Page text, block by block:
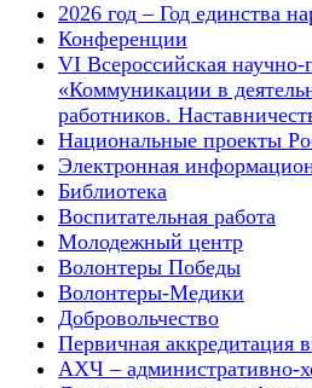
2026 год – Год единства
Конференции
VI Всероссийская
«Коммуникации в
работников.
Национальные проекты
Электронная
Библиотека
Воспитательная работа
Молодежный центр
Волонтеры Победы
Волонтеры-Медики
Добровольчество
Первичная аккредитация
АХЧ – административно-